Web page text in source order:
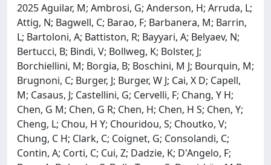
2025 Aguilar, M; Ambrosi, G; Anderson, H; Arruda, L;
Attig, N; Bagwell, C; Barao, F; Barbanera, M; Barrin,
L; Bartoloni, A; Battiston, R; Bayyari, A; Belyaev, N;
Bertucci, B; Bindi, V; Bollweg, K; Bolster, J;
Borchiellini, M; Borgia, B; Boschini, M J; Bourquin, M;
Brugnoni, C; Burger, J; Burger, W J; Cai, X D; Capell,
M; Casaus, J; Castellini, G; Cervelli, F; Chang, Y H;
Chen, G M; Chen, G R; Chen, H; Chen, H S; Chen, Y;
Cheng, L; Chou, H Y; Chouridou, S; Choutko, V;
Chung, C H; Clark, C; Coignet, G; Consolandi, C;
Contin, A; Corti, C; Cui, Z; Dadzie, K; D'Angelo, F;